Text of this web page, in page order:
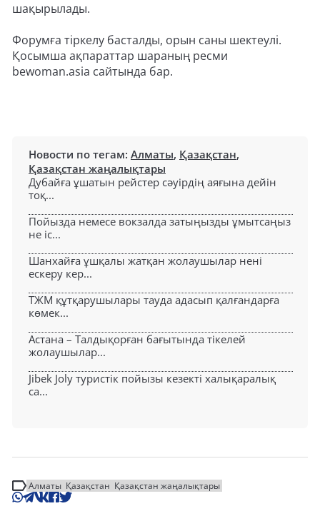
шақырылады.
Форумға тіркелу басталды, орын саны шектеулі.
Қосымша ақпараттар шараның ресми
bewoman.asia сайтында бар.
Новости по тегам: Алматы, Қазақстан,
Қазақстан жаңалықтары
Дубайға ұшатын рейстер сәуірдің аяғына дейін
тоқ...
Пойызда немесе вокзалда затыңызды ұмытсаңыз
не іс...
Шанхайға ұшқалы жатқан жолаушылар нені
ескеру кер...
ТЖМ құтқарушылары тауда адасып қалғандарға
көмек...
Астана – Талдықорған бағытында тікелей
жолаушылар...
Jibek Joly туристік пойызы кезекті халықаралық
са...
Алматы Қазақстан Қазақстан жаңалықтары